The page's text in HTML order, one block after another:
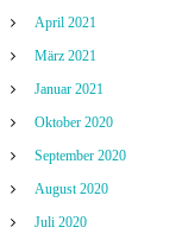
April 2021
März 2021
Januar 2021
Oktober 2020
September 2020
August 2020
Juli 2020